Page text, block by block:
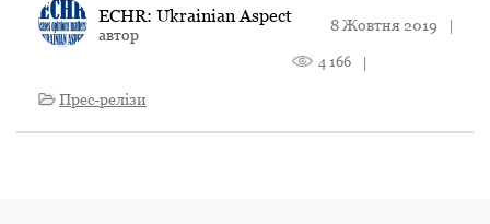
ECHR: Ukrainian Aspect
автор
8 Жовтня 2019 |
4 166
|
Прес-релізи